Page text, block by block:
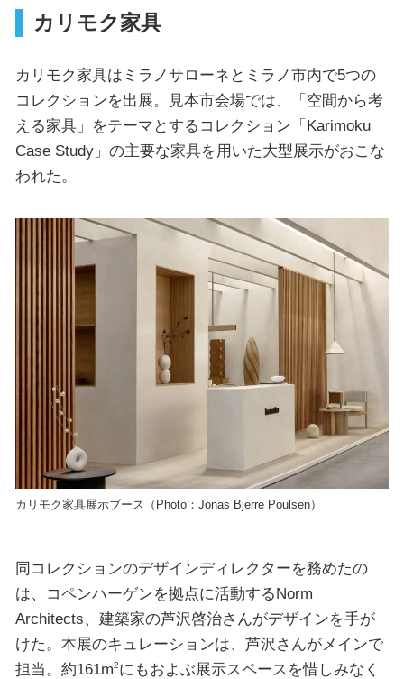
カリモク家具
カリモク家具はミラノサローネとミラノ市内で5つの
コレクションを出展。見本市会場では、「空間から考
える家具」をテーマとするコレクション「Karimoku
Case Study」の主要な家具を用いた大型展示がおこな
われた。
カリモク家具展示ブース（Photo：Jonas Bjerre Poulsen）
同コレクションのデザインディレクターを務めたの
は、コペンハーゲンを拠点に活動するNorm
Architects、建築家の芦沢啓治さんがデザインを手が
けた。本展のキュレーションは、芦沢さんがメインで
担当。約161m2にもおよぶ展示スペースを惜しみなく